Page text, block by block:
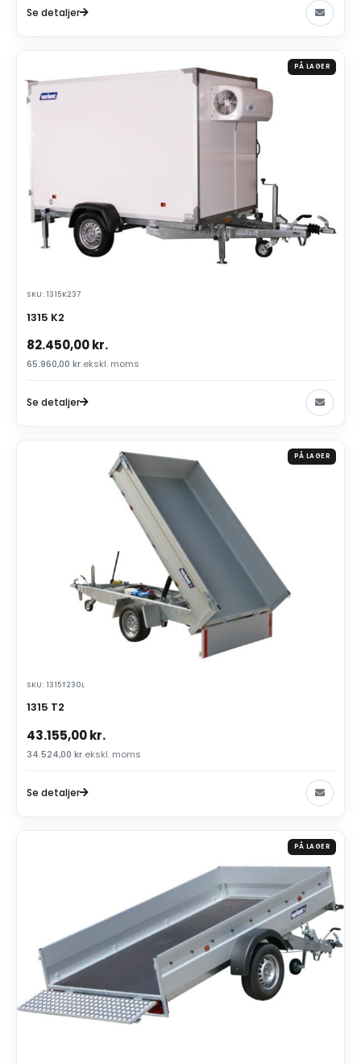
Se detaljer
PÅ LAGER
SKU: 1315K237
1315 K2
82.450,00kr.
65.960,00 kr.ekskl. moms
Se detaljer
PÅ LAGER
SKU: 1315T230L
1315 T2
43.155,00kr.
34.524,00 kr.ekskl. moms
Se detaljer
PÅ LAGER